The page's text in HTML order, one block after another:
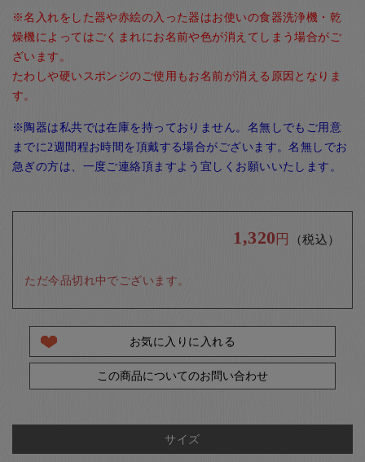
※名入れをした器や赤絵の入った器はお使いの食器洗浄機・乾
燥機によってはごくまれにお名前や色が消えてしまう場合がご
ざいます。
たわしや硬いスポンジのご使用もお名前が消える原因となりま
す。
※陶器は私共では在庫を持っておりません。名無しでもご用意
までに2週間程お時間を頂戴する場合がございます。名無しでお
急ぎの方は、一度ご連絡頂ますよう宜しくお願いいたします。
1,320 円 （税込）
ただ今品切れ中でございます。
お気に入りに入れる
この商品についてのお問い合わせ
サイズ